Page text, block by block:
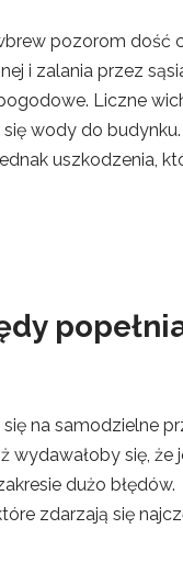
pozorom dość
i zalania przez
Liczne
wody do
uszkodzenia,
na samodzielne
wydawałoby się,
dużo błędów.
zdarzają się